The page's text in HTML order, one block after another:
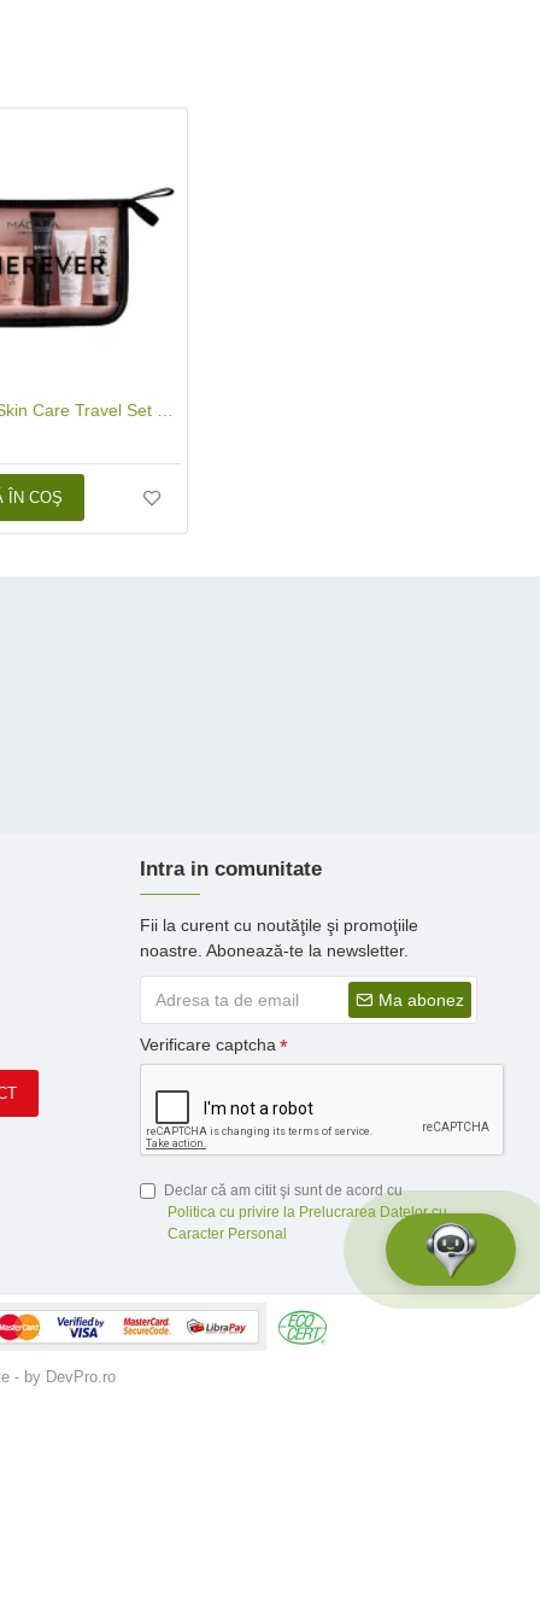
ÎN COŞ
Intra in comunitate
Fii la curent cu noutăţile şi promoţiile
noastre. Abonează-te la newsletter.
Ma abonez
Verificare captcha
Declar că am citit şi sunt de acord cu
Politica cu privire la Prelucrarea Datelor cu
Caracter Personal
- by DevPro.ro